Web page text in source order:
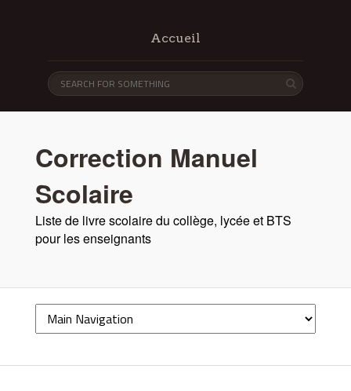
Accueil
Correction Manuel
Scolaire
Liste de livre scolaire du collège, lycée et BTS
pour les enseignants